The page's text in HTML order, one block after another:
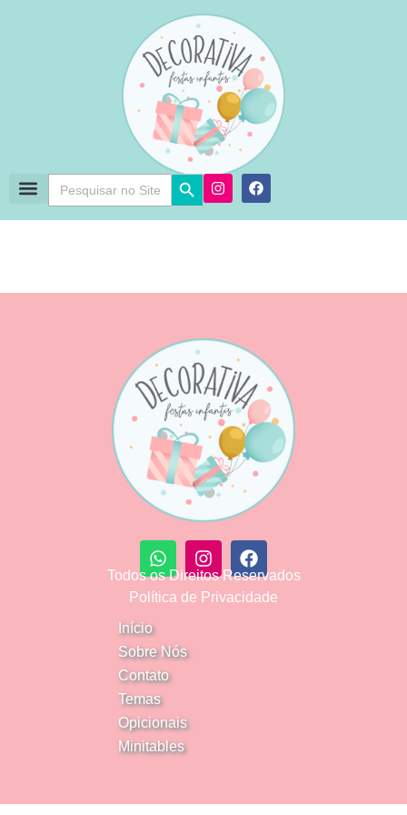
Search
for:
Search Button
Todos os Direitos Reservados
Política de Privacidade
Início
Sobre Nós
Contato
Temas
Opicionais
Minitables